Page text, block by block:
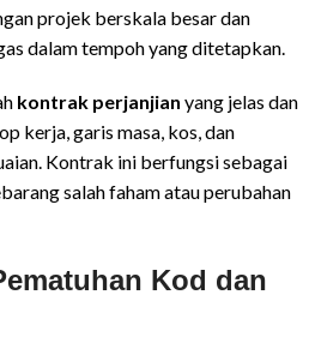
projek berskala besar dan
dalam tempoh yang ditetapkan.
kontrak perjanjian yang jelas dan
kerja, garis masa, kos, dan
Kontrak ini berfungsi sebagai
salah faham atau perubahan
Kod dan